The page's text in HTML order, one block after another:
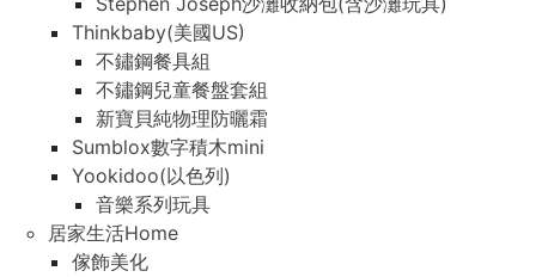
Thinkbaby(美國US)
不鏽鋼餐具組
不鏽鋼兒童餐盤套組
新寶貝純物理防曬霜
Sumblox數字積木mini
Yookidoo(以色列)
音樂系列玩具
居家生活Home
傢飾美化